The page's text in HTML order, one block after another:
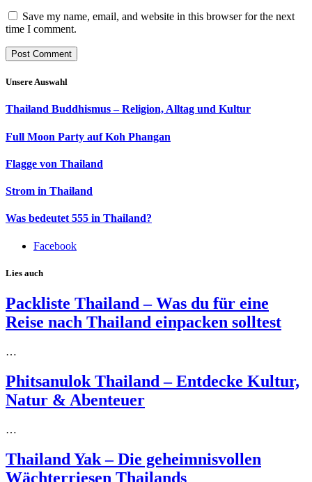
Save my name, email, and website in this browser for the next
time I comment.
Unsere Auswahl
Thailand Buddhismus – Religion, Alltag und Kultur
Full Moon Party auf Koh Phangan
Flagge von Thailand
Strom in Thailand
Was bedeutet 555 in Thailand?
Facebook
Lies auch
Packliste Thailand – Was du für eine
Reise nach Thailand einpacken solltest
…
Phitsanulok Thailand – Entdecke Kultur,
Natur & Abenteuer
…
Thailand Yak – Die geheimnisvollen
Wächterriesen Thailands